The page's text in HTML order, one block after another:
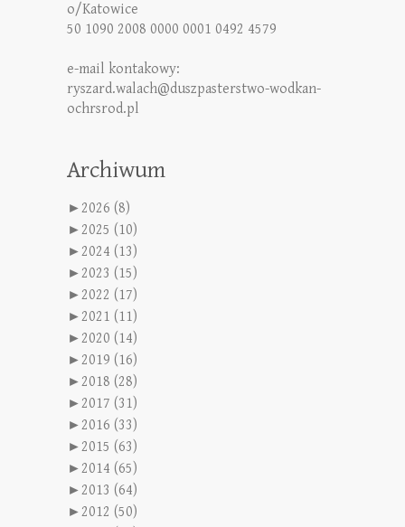
o/Katowice
50 1090 2008 0000 0001 0492 4579
e-mail kontakowy:
ryszard.walach@duszpasterstwo-wodkan-
ochrsrod.pl
Archiwum
►2026 (8)
►2025 (10)
►2024 (13)
►2023 (15)
►2022 (17)
►2021 (11)
►2020 (14)
►2019 (16)
►2018 (28)
►2017 (31)
►2016 (33)
►2015 (63)
►2014 (65)
►2013 (64)
►2012 (50)